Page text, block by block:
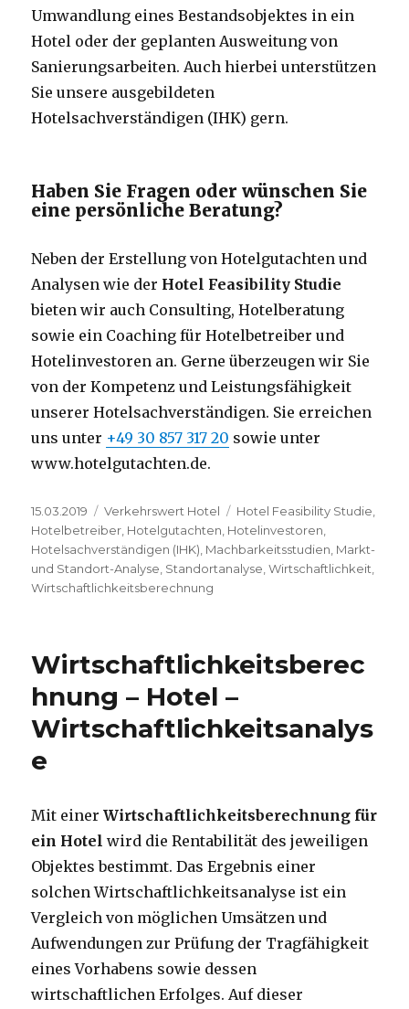
Umwandlung eines Bestandsobjektes in ein
Hotel oder der geplanten Ausweitung von
Sanierungsarbeiten. Auch hierbei unterstützen
Sie unsere ausgebildeten
Hotelsachverständigen (IHK) gern.
Haben Sie Fragen oder wünschen Sie
eine persönliche Beratung?
Neben der Erstellung von Hotelgutachten und
Analysen wie der Hotel Feasibility Studie
bieten wir auch Consulting, Hotelberatung
sowie ein Coaching für Hotelbetreiber und
Hotelinvestoren an. Gerne überzeugen wir Sie
von der Kompetenz und Leistungsfähigkeit
unserer Hotelsachverständigen. Sie erreichen
uns unter +49 30 857 317 20 sowie unter
www.hotelgutachten.de.
Veröffentlicht
am
15.03.2019 Kategorien
Verkehrswert Hotel Schlagwörter
Hotel Feasibility Studie
Hotelbetreiber Hotelgutachten Hotelinvestoren
Hotelsachverständigen (IHK) Machbarkeitsstudien Markt-
und Standort-Analyse Standortanalyse ,Wirtschaftlichkeit
Wirtschaftlichkeitsberechnung
Wirtschaftlichkeitsberec
hnung – Hotel –
Wirtschaftlichkeitsanalys
e
Mit einerWirtschaftlichkeitsberechnung für
ein Hotel wird die Rentabilität des jeweiligen
Objektes bestimmt. Das Ergebnis einer
solchen Wirtschaftlichkeitsanalyse ist ein
Vergleich von möglichen Umsätzen und
Aufwendungen zur Prüfung der Tragfähigkeit
eines Vorhabens sowie dessen
wirtschaftlichen Erfolges. Auf dieser